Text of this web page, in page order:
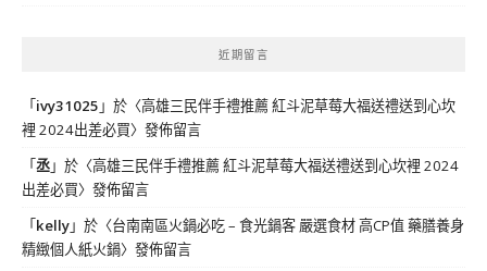
近期留言
「 ivy31025 」於〈高雄三民伴手禮推薦 紅斗泥草莓大福送禮送到心坎
裡 2024出差必買〉發佈留言
「丞」於〈高雄三民伴手禮推薦 紅斗泥草莓大福送禮送到心坎裡 2024
出差必買〉發佈留言
「 kelly」於〈台南南區火鍋必吃 – 食光鍋客 嚴選食材 高CP值 藥膳養身
精緻個人紙火鍋〉發佈留言